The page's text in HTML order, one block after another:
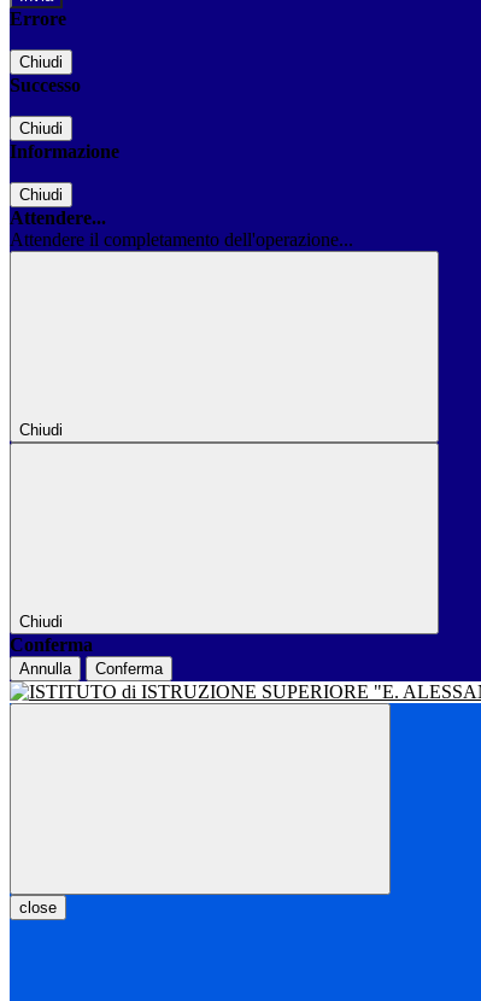
Errore
Chiudi
Successo
Chiudi
Informazione
Chiudi
Attendere...
Attendere il completamento dell'operazione...
Chiudi
Chiudi
Conferma
Annulla Conferma
close